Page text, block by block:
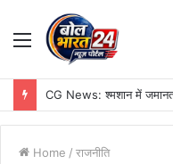
Menu
Home / राजनीति